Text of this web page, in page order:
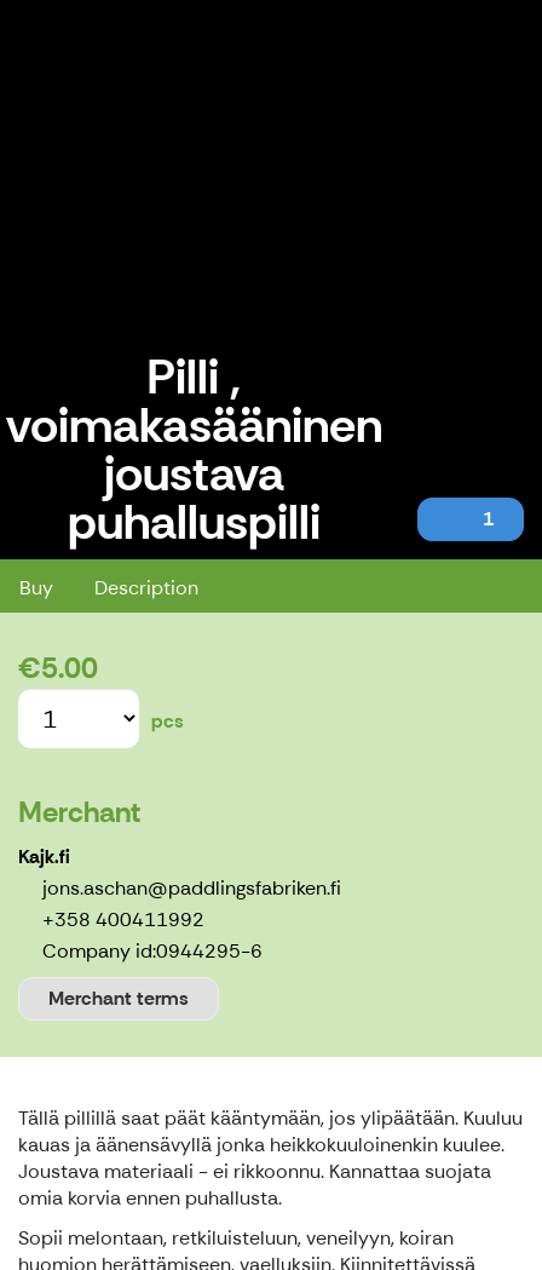
Pilli ,
voimakasääninen
joustava
puhalluspilli 1 Pilli , voimakasääninen joustava puhalluspilli
Buy Description
€5.00
pcs
Merchant
Kajk.fi
jons.aschan@paddlingsfabriken.fi
+358 400411992
Company id:0944295-6
Merchant terms
Tällä pillillä saat päät kääntymään, jos ylipäätään. Kuuluu
kauas ja äänensävyllä jonka heikkokuuloinenkin kuulee.
Joustava materiaali - ei rikkoonnu. Kannattaa suojata
omia korvia ennen puhallusta.
Sopii melontaan, retkiluisteluun, veneilyyn, koiran